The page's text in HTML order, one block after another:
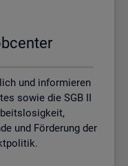
und informieren
sowie die SGB II
und Förderung der